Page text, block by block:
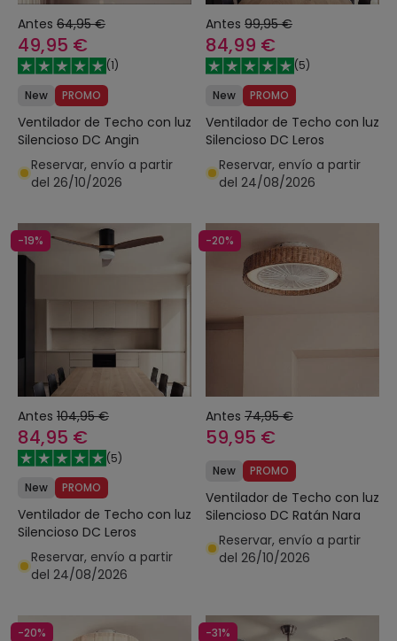
Antes 64,95 €
49,95 €
(1)
New
PROMO
Ventilador de Techo con luz
Silencioso DC Angin
Reservar, envío a partir
del 26/10/2026
Antes 99,95 €
84,99 €
(5)
New
PROMO
Ventilador de Techo con luz
Silencioso DC Leros
Reservar, envío a partir
del 24/08/2026
-19%
Antes 104,95 €
84,95 €
(5)
New
PROMO
Ventilador de Techo con luz
Silencioso DC Leros
Reservar, envío a partir
del 24/08/2026
-20%
Antes 74,95 €
59,95 €
New PROMO
Ventilador de Techo con luz
Silencioso DC Ratán Nara
Reservar, envío a partir
del 26/10/2026
-20% -31%